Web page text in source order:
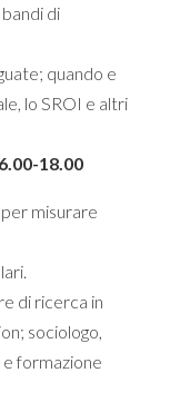
di
quando e
lo SROI e altri
18.00
misurare
di ricerca in
sociologo,
formazione